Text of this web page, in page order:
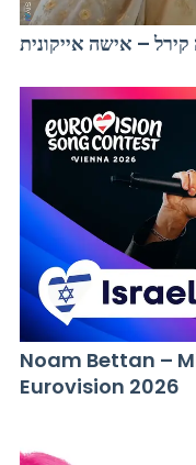
קירל – אישה אייקונית
Noam Bettan –
Eurovision 2026